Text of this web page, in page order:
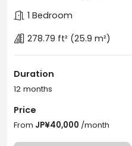
1 Bedroom
278.79 ft² (25.9 m²)
Duration
12 months
Price
From JP¥40,000 /month